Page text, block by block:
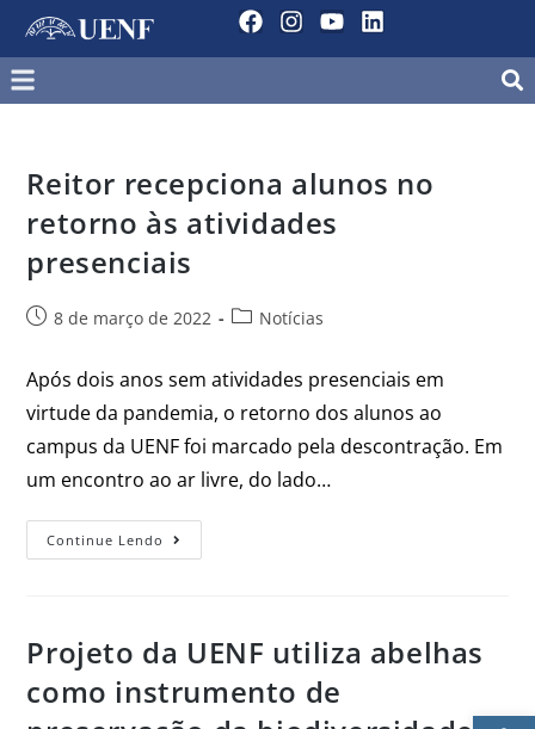
Reitor recepciona alunos no
retorno às atividades
presenciais
8 de março de 2022 Notícias
Após dois anos sem atividades presenciais em
virtude da pandemia, o retorno dos alunos ao
campus da UENF foi marcado pela descontração. Em
um encontro ao ar livre, do lado…
Continue Lendo
Projeto da UENF utiliza abelhas
como instrumento de